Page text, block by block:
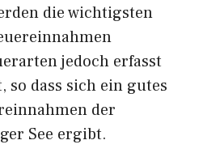
die wichtigsten
jedoch erfasst
dass sich ein gutes
der
See ergibt.